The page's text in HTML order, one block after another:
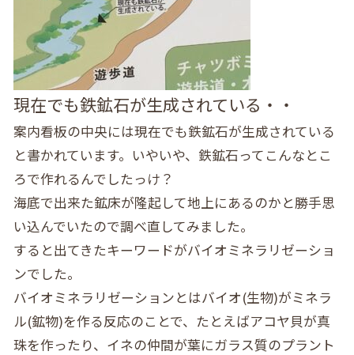
現在でも鉄鉱石が生成されている・・
案内看板の中央には現在でも鉄鉱石が生成されている
と書かれています。いやいや、鉄鉱石ってこんなとこ
ろで作れるんでしたっけ？
海底で出来た鉱床が隆起して地上にあるのかと勝手思
い込んでいたので調べ直してみました。
すると出てきたキーワードがバイオミネラリゼーショ
ンでした。
バイオミネラリゼーションとはバイオ(生物)がミネラ
ル(鉱物)を作る反応のことで、たとえばアコヤ貝が真
珠を作ったり、イネの仲間が葉にガラス質のプラント